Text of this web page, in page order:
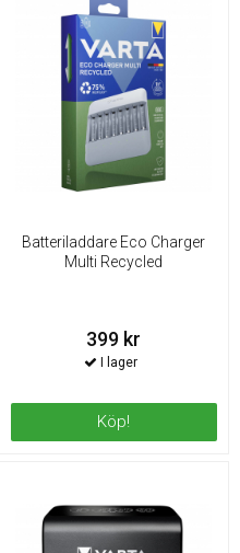
Batteriladdare Eco Charger
Multi Recycled
399 kr
Köp!